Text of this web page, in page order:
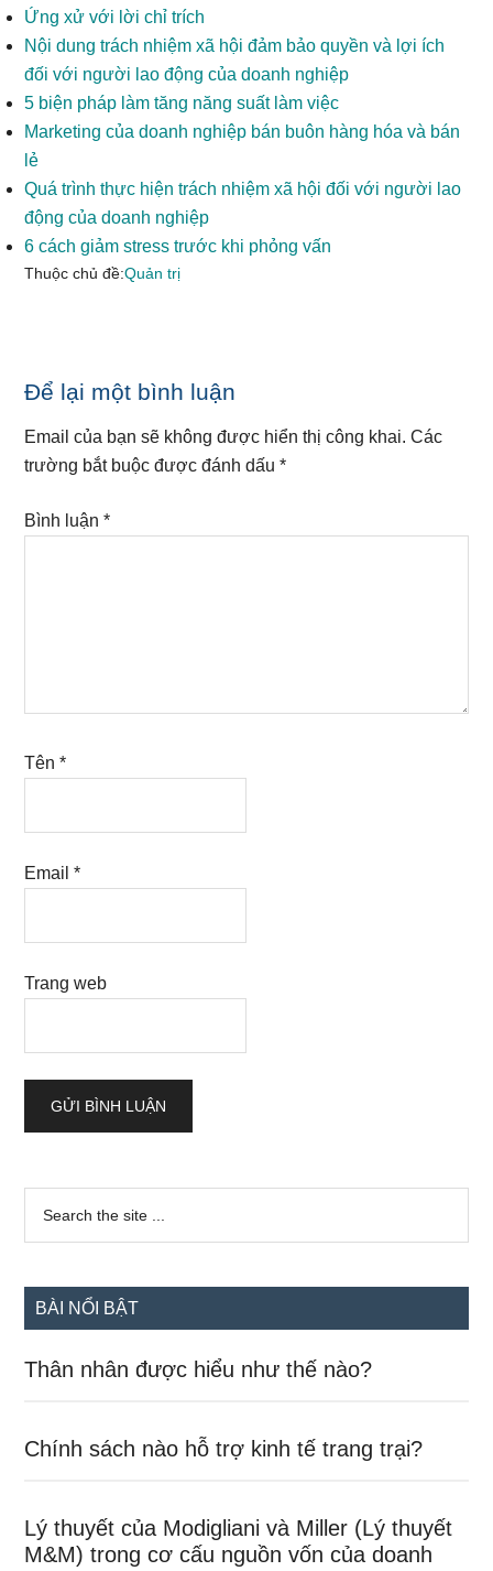
Ứng xử với lời chỉ trích
Nội dung trách nhiệm xã hội đảm bảo quyền và lợi ích
đối với người lao động của doanh nghiệp
5 biện pháp làm tăng năng suất làm việc
Marketing của doanh nghiệp bán buôn hàng hóa và bán
lẻ
Quá trình thực hiện trách nhiệm xã hội đối với người lao
động của doanh nghiệp
6 cách giảm stress trước khi phỏng vấn
Thuộc chủ đề:Quản trị
Reader
Interactions
Để lại một bình luận
Email của bạn sẽ không được hiển thị công khai. Các
trường bắt buộc được đánh dấu*
Bình luận*
Tên*
Email*
Trang web
Sidebar
chính
...
BÀI NỔI BẬT
Thân nhân được hiểu như thế nào?
Chính sách nào hỗ trợ kinh tế trang trại?
Lý thuyết của Modigliani và Miller (Lý thuyết
M&M) trong cơ cấu nguồn vốn của doanh